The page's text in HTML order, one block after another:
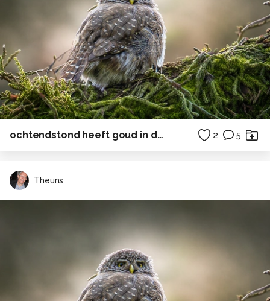
ochtendstond heeft goud in de mond 2 5
Theuns